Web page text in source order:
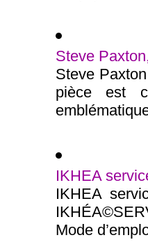
Steve
Steve
pièce est
IKHEA
IKHEA
Mode